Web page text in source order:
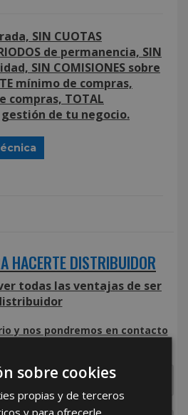
SIN CUOTAS
de permanencia, SIN
SIN COMISIONES sobre
mínimo de compras,
compras, TOTAL
gestión de tu negocio.
HACERTE DISTRIBUIDOR
todas las ventajas de ser
y nos pondremos en contacto
sobre cookies
propias y de terceros
y para ofrecerle